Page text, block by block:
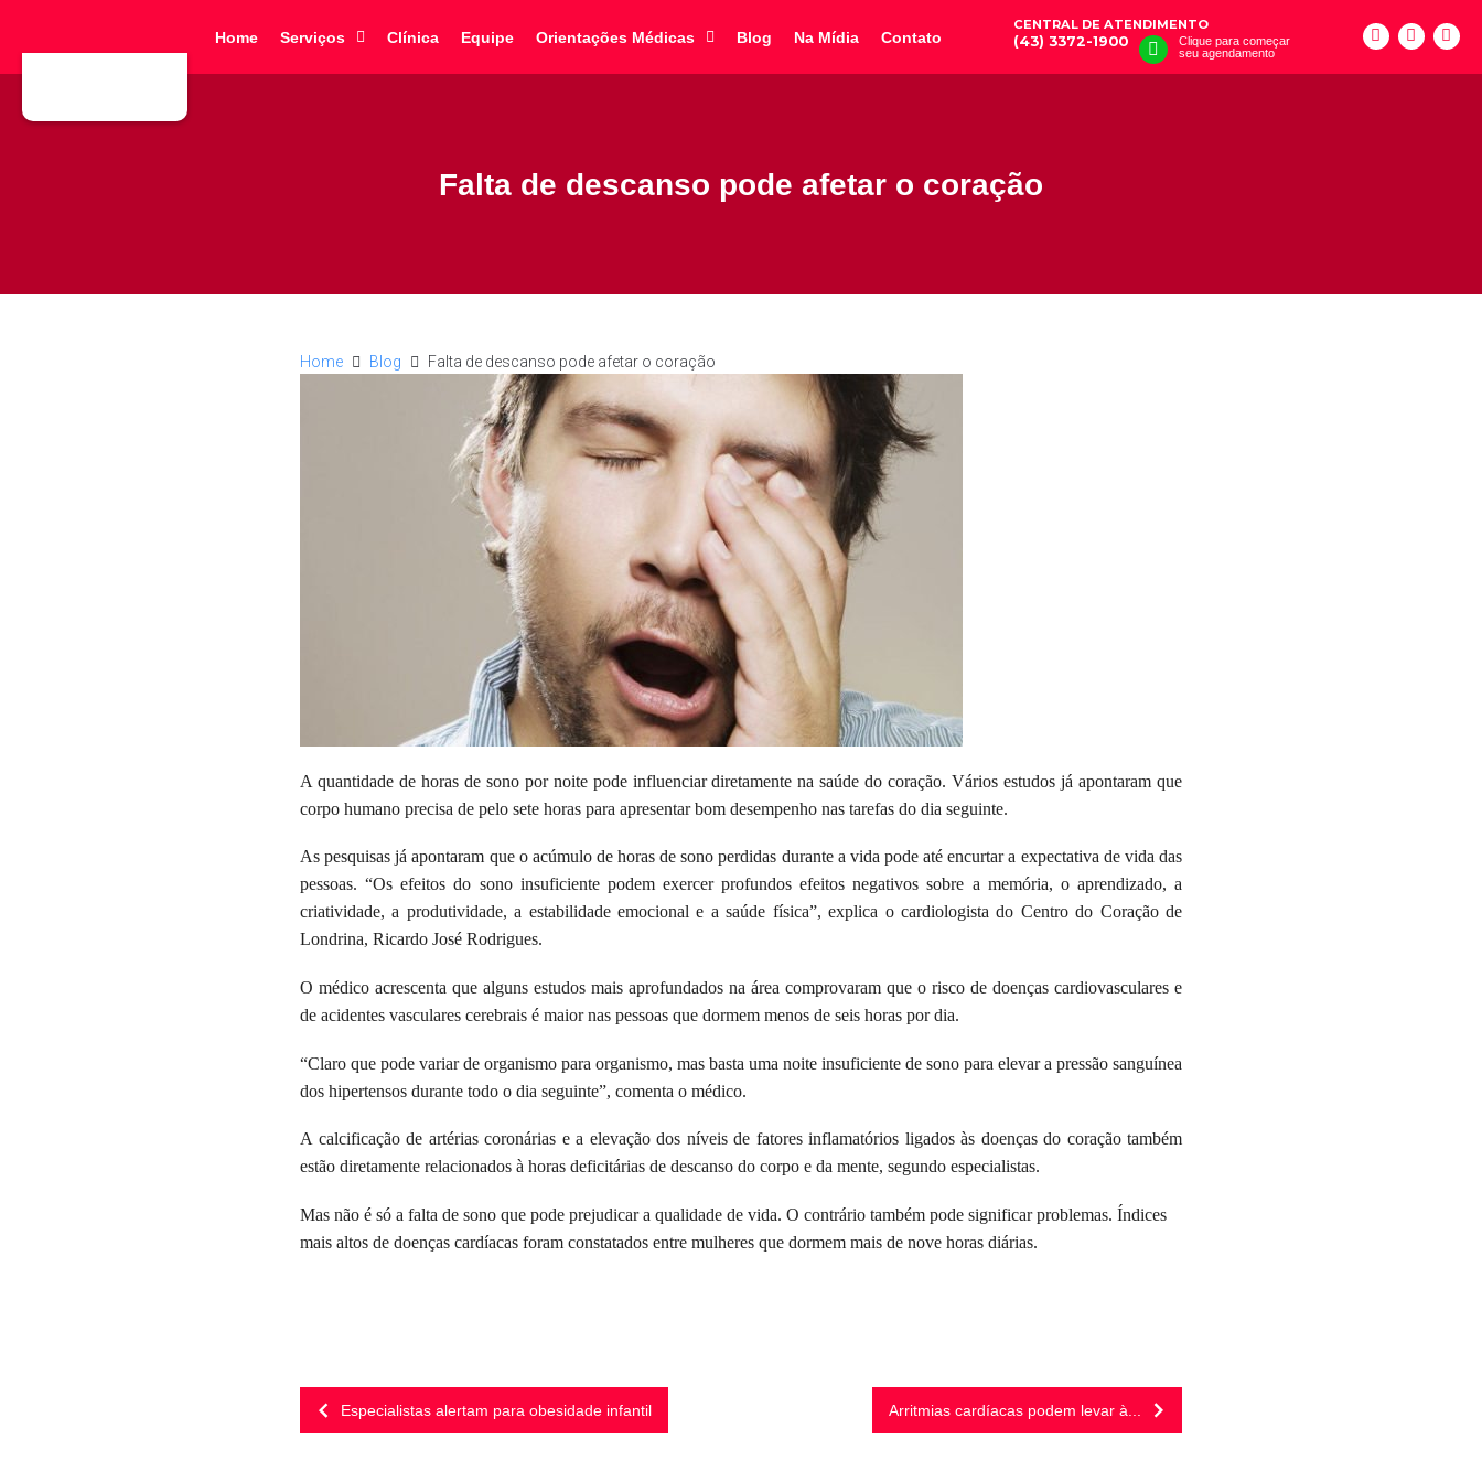
Home Serviços Clínica Equipe Orientações Médicas Blog Na Mídia Contato
CENTRAL DE ATENDIMENTO
(43) 3372-1900
Clique para começar
seu agendamento
Falta de descanso pode afetar o coração
Home Blog Falta de descanso pode afetar o coração
A quantidade de horas de sono por noite pode influenciar diretamente na saúde do coração. Vários estudos já apontaram que
corpo humano precisa de pelo sete horas para apresentar bom desempenho nas tarefas do dia seguinte.
As pesquisas já apontaram que o acúmulo de horas de sono perdidas durante a vida pode até encurtar a expectativa de vida das
pessoas. “Os efeitos do sono insuficiente podem exercer profundos efeitos negativos sobre a memória, o aprendizado, a
criatividade, a produtividade, a estabilidade emocional e a saúde física”, explica o cardiologista do Centro do Coração de
Londrina, Ricardo José Rodrigues.
O médico acrescenta que alguns estudos mais aprofundados na área comprovaram que o risco de doenças cardiovasculares e
de acidentes vasculares cerebrais é maior nas pessoas que dormem menos de seis horas por dia.
“Claro que pode variar de organismo para organismo, mas basta uma noite insuficiente de sono para elevar a pressão sanguínea
dos hipertensos durante todo o dia seguinte”, comenta o médico.
A calcificação de artérias coronárias e a elevação dos níveis de fatores inflamatórios ligados às doenças do coração também
estão diretamente relacionados à horas deficitárias de descanso do corpo e da mente, segundo especialistas.
Mas não é só a falta de sono que pode prejudicar a qualidade de vida. O contrário também pode significar problemas. Índices
mais altos de doenças cardíacas foram constatados entre mulheres que dormem mais de nove horas diárias.
Especialistas alertam para obesidade infantil Arritmias cardíacas podem levar à...